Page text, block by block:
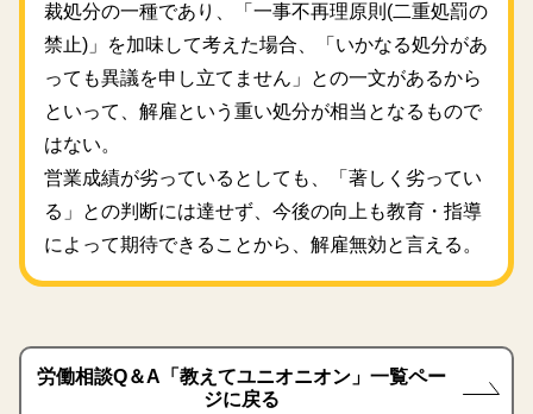
裁処分の一種であり、「一事不再理原則(二重処罰の
禁止)」を加味して考えた場合、「いかなる処分があ
っても異議を申し立てません」との一文があるから
といって、解雇という重い処分が相当となるもので
はない。
営業成績が劣っているとしても、「著しく劣ってい
る」との判断には達せず、今後の向上も教育・指導
によって期待できることから、解雇無効と言える。
労働相談Q＆A「教えてユニオニオン」一覧ペー
ジに戻る